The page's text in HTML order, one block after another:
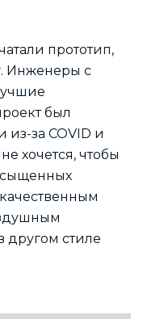
прототип,
Инженеры с
был
из-за COVID и
хочется, чтобы
другом стиле